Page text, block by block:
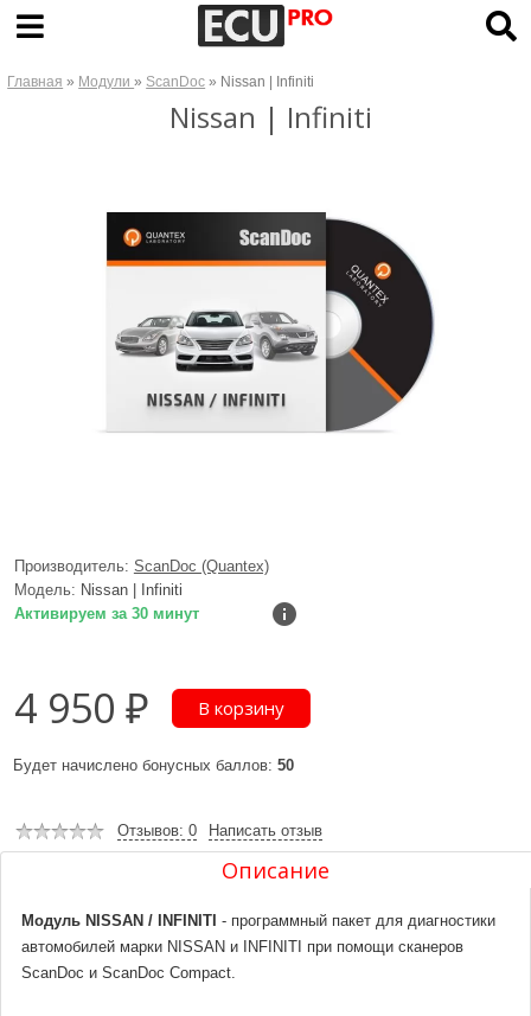
Главная » Модули» ScanDoc » Nissan | Infiniti
Nissan | Infiniti
Производитель: ScanDoc (Quantex)
Модель: Nissan | Infiniti
Активируем за 30 минут
4 950 ₽
Будет начислено бонусных баллов: 50
Отзывов: 0 Написать отзыв
Описание
Модуль NISSAN / INFINITI - программный пакет для диагностики
автомобилей марки NISSAN и INFINITI при помощи сканеров
ScanDoc и ScanDoc Compact.